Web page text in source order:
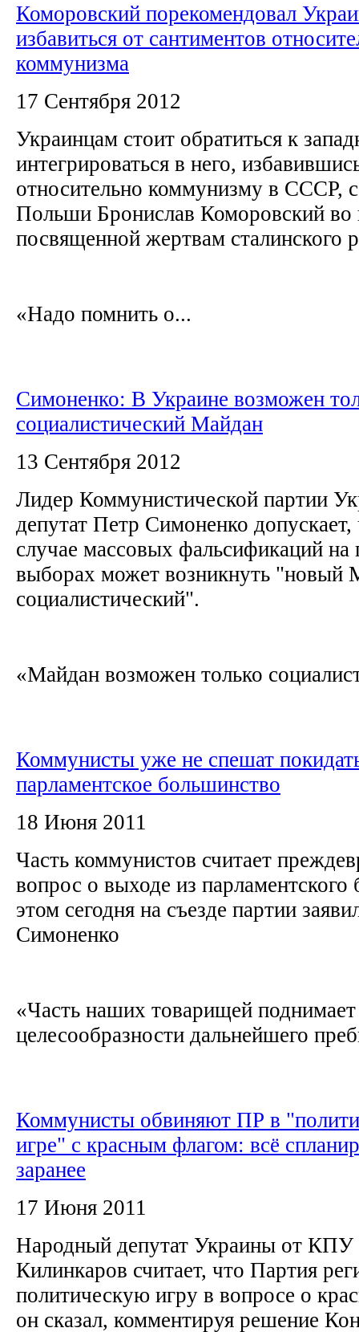
Коморовский порекомендовал
избавиться от сантиментов
коммунизма
17 Сентября 2012
Украинцам стоит обратиться к
интегрироваться в него,
относительно коммунизму в СССР,
Польши Бронислав Коморовский во
посвященной жертвам
«Надо помнить о...
Симоненко: В Украине возможен
социалистический Майдан
13 Сентября 2012
Лидер Коммунистической партии
депутат Петр Симоненко
случае массовых фальсификаций на
выборах может возникнуть "новый
социалистический".
«Майдан возможен только
Коммунисты уже не спешат
парламентское большинство
18 Июня 2011
Часть коммунистов считает
вопрос о выходе из
этом сегодня на съезде партии
Симоненко
«Часть наших товарищей
целесообразности дальнейшего
Коммунисты обвиняют ПР в
игре" с красным флагом: всё
заранее
17 Июня 2011
Народный депутат Украины от
Килинкаров считает, что Партия
политическую игру в вопросе о
он сказал, комментируя решение